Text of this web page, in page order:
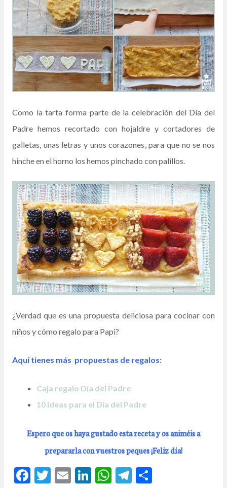
Como la tarta forma parte de la celebración del Día del
Padre hemos recortado con hojaldre y cortadores de
galletas, unas letras y unos corazones, para que no se nos
hinche en el horno los hemos pinchado con palillos.
¿Verdad que es una propuesta deliciosa para cocinar con
niños y cómo regalo para Papi?
Aquí tienes más propuestas de regalos:
Caja regalo Día del Padre
10 ideas para el Día del Padre
Espero que os haya gustado esta receta y os animéis a
prepararla con vuestros peques ¡Feliz día!
F
T
E
Li W T